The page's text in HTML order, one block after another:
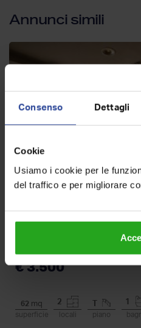
Consenso Dettagli
Cookie
Usiamo i cookie per le
del traffico e per migliorare
Annunci simili
Monti Tiburtini,
€ 3.500
62 mq
superficie
2
locali piano